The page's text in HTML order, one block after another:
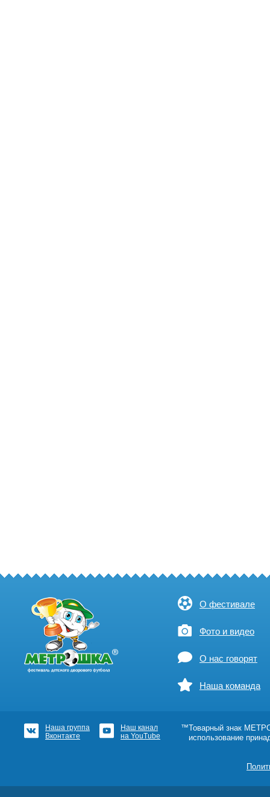
О фестивале
Фото и видео
О нас говорят
Наша команда
Наша группа
Вконтакте
Наш канал
на YouTube
™Товарный знак
использование